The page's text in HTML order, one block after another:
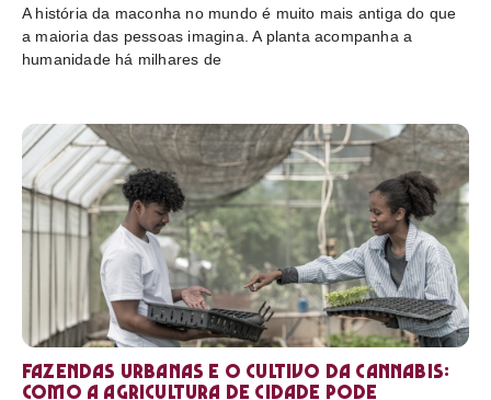
A história da maconha no mundo é muito mais antiga do que
a maioria das pessoas imagina. A planta acompanha a
humanidade há milhares de
Fazendas urbanas e o cultivo da cannabis:
como a agricultura de cidade pode